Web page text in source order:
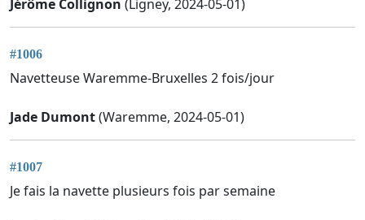
Jérôme Collignon (Ligney, 2024-05-01)
#1006
Navetteuse Waremme-Bruxelles 2 fois/jour
Jade Dumont(Waremme, 2024-05-01)
#1007
Je fais la navette plusieurs fois par semaine